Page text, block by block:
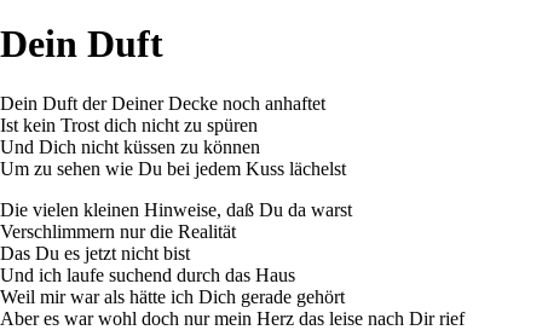
Dein Duft
Dein Duft der Deiner Decke noch anhaftet
Ist kein Trost dich nicht zu spüren
Und Dich nicht küssen zu können
Um zu sehen wie Du bei jedem Kuss lächelst
Die vielen kleinen Hinweise, daß Du da warst
Verschlimmern nur die Realität
Das Du es jetzt nicht bist
Und ich laufe suchend durch das Haus
Weil mir war als hätte ich Dich gerade gehört
Aber es war wohl doch nur mein Herz das leise nach Dir rief